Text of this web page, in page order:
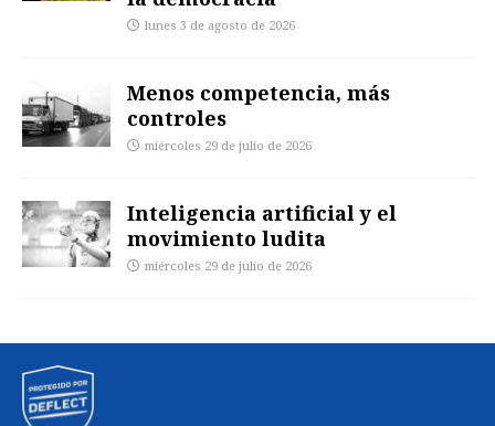
lunes 3 de agosto de 2026
Menos competencia, más
controles
miércoles 29 de julio de 2026
Inteligencia artificial y el
movimiento ludita
miércoles 29 de julio de 2026